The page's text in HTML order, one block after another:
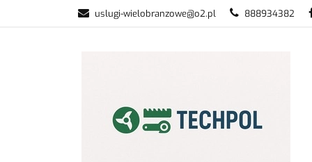
uslugi-wielobranzowe@o2.pl 888934382